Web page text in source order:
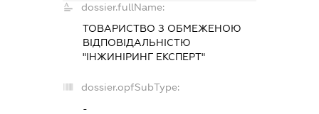
dossier.fullName:
ТОВАРИСТВО З ОБМЕЖЕНОЮ
ВІДПОВІДАЛЬНІСТЮ
"ІНЖИНІРИНГ ЕКСПЕРТ"
dossier.opfSubType:
-